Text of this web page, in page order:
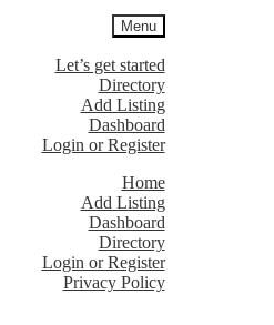
Menu
Let’s get started
Directory
Add Listing
Dashboard
Login or Register
Home
Add Listing
Dashboard
Directory
Login or Register
Privacy Policy